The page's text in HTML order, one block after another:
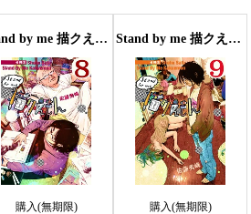
Stand by me 描クえもん 分冊版8
購入(無期限)
Stand by me 描クえもん 分冊版9
購入(無期限)